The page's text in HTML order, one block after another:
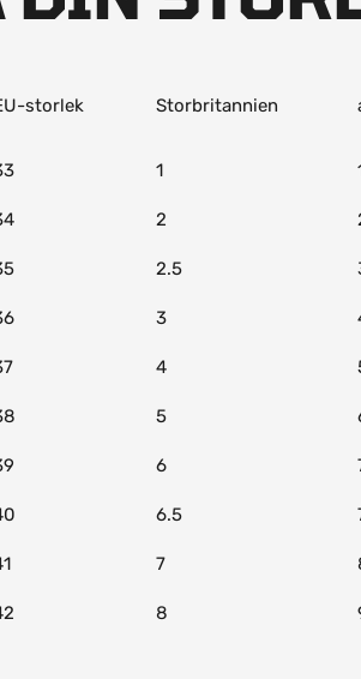
storlek Storbritannien
1
2
2.5
3
4
5
6
6.5
7
8